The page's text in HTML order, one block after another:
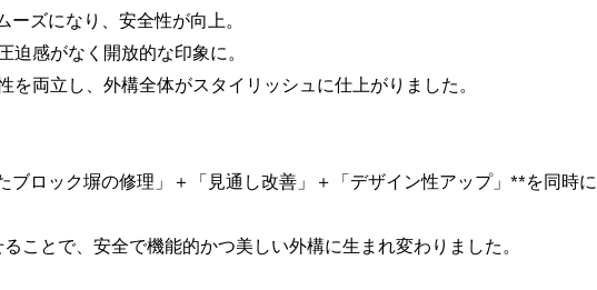
ズになり、安全性が向上。
迫感がなく開放的な印象に。
を両立し、外構全体がスタイリッシュに仕上がりました。
ロック塀の修理」＋「見通し改善」＋「デザイン性アップ」**を同時に
ことで、安全で機能的かつ美しい外構に生まれ変わりました。